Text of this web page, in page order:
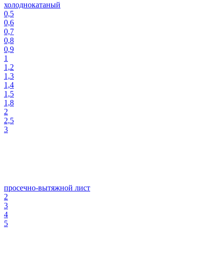
холоднокатаный
0,5
0,6
0,7
0,8
0,9
1
1,2
1,3
1,4
1,5
1,8
2
2,5
3
просечно-вытяжной лист
2
3
4
5